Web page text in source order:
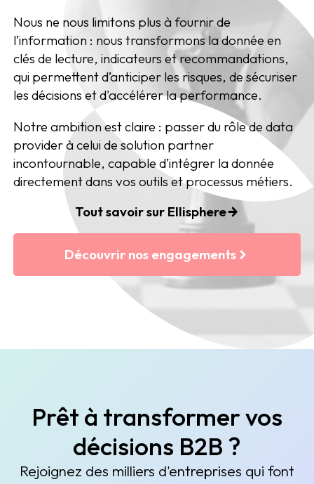
Nous ne nous limitons plus à fournir de
l’information : nous transformons la donnée en
clés de lecture, indicateurs et recommandations,
qui permettent d’anticiper les risques, de sécuriser
les décisions et d'accélérer la performance.
Notre ambition est claire : passer du rôle de data
providerà celui de solution partner
incontournable, capable d’intégrer la donnée
directement dans vos outils et processus métiers.
Tout savoir sur Ellisphere
Découvrir nos engagements
Prêt à transformer vos
décisions B2B ?
Rejoignez des milliers d'entreprises qui font